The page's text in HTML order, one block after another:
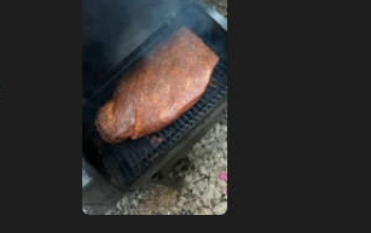
Aruba (MXN $)
Australie (MXN $)
Autriche (MXN $)
Azerbaïdjan (MXN $)
Bahamas (MXN $)